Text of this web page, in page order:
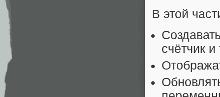
В этой
счётчик